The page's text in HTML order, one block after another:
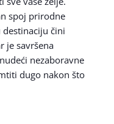
spoj prirodne
čini
je savršena
nezaboravne
dugo nakon što